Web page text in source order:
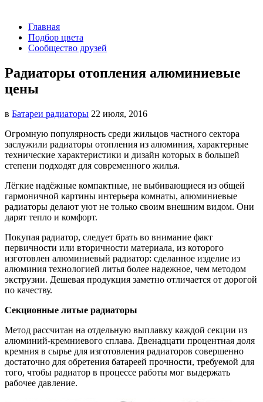
Главная
Подбор цвета
Сообщество друзей
Радиаторы отопления алюминиевые
цены
в Батареи радиаторы‎ 22 июля, 2016
Огромную популярность среди жильцов частного сектора
заслужили радиаторы отопления из алюминия, характерные
технические характеристики и дизайн которых в большей
степени подходят для современного жилья.
Лёгкие надёжные компактные, не выбивающиеся из общей
гармоничной картины интерьера комнаты, алюминиевые
радиаторы делают уют не только своим внешним видом. Они
дарят тепло и комфорт.
Покупая радиатор, следует брать во внимание факт
первичности или вторичности материала, из которого
изготовлен алюминиевый радиатор: сделанное изделие из
алюминия технологией литья более надежное, чем методом
экструзии. Дешевая продукция заметно отличается от дорогой
по качеству.
Секционные литые радиаторы
Метод рассчитан на отдельную выплавку каждой секции из
алюминий-кремниевого сплава. Двенадцати процентная доля
кремния в сырье для изготовления радиаторов совершенно
достаточно для обретения батареей прочности, требуемой для
того, чтобы радиатор в процессе работы мог выдержать
рабочее давление.